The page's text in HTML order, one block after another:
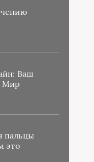
Ваш
Мир
пальцы
это